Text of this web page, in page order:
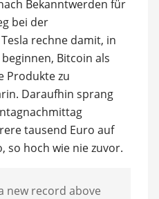
Bekanntwerden für
bei der
rechne damit, in
Bitcoin als
Produkte zu
Daraufhin sprang
tausend Euro auf
so hoch wie nie zuvor.
new record above